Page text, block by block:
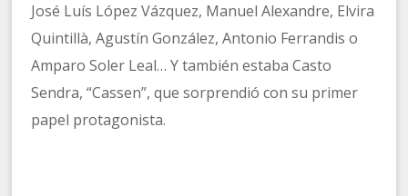
José Luís López Vázquez, Manuel Alexandre, Elvira
Quintillà, Agustín González, Antonio Ferrandis o
Amparo Soler Leal… Y también estaba Casto
Sendra, “Cassen”, que sorprendió con su primer
papel protagonista.